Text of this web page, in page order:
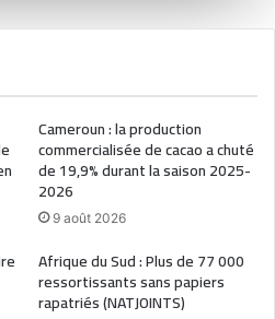
Cameroun : la production
commercialisée de cacao a chuté
de 19,9% durant la saison 2025-
2026
9 août 2026
Afrique du Sud : Plus de 77 000
ressortissants sans papiers
rapatriés (NATJOINTS)